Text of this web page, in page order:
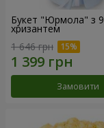
Букет "Юрмола" з 9
хризантем
1 646 грн
Замовити